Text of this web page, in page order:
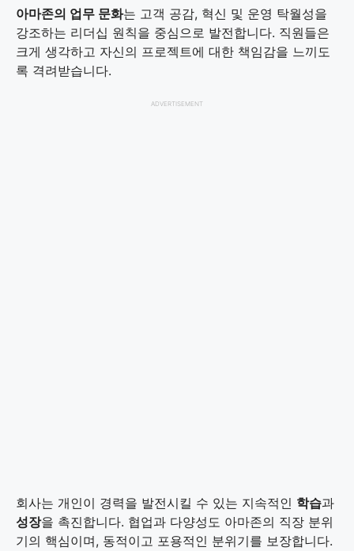
아마존의 업무 문화는 고객 공감, 혁신 및 운영 탁월성을
강조하는 리더십 원칙을 중심으로 발전합니다. 직원들은
크게 생각하고 자신의 프로젝트에 대한 책임감을 느끼도
록 격려받습니다.
ADVERTISEMENT
회사는 개인이 경력을 발전시킬 수 있는 지속적인 학습과
성장을 촉진합니다. 협업과 다양성도 아마존의 직장 분위
기의 핵심이며, 동적이고 포용적인 분위기를 보장합니다.